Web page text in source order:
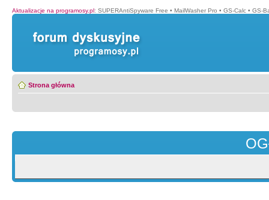
Aktualizacje na programosy.pl: SUPERAntiSpyware Free • MailWasher Pro • GS-Calc • GS-
Strona główna